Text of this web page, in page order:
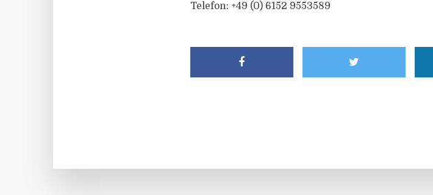
Telefon: +49 (0) 6152 9553589